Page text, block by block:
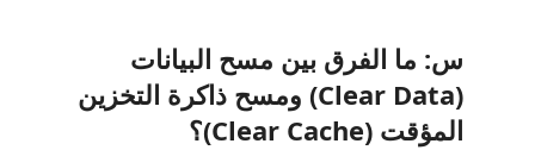
س: ما الفرق بين مسح البيانات
(Clear Data) ومسح ذاكرة التخزين
المؤقت (Clear Cache)؟